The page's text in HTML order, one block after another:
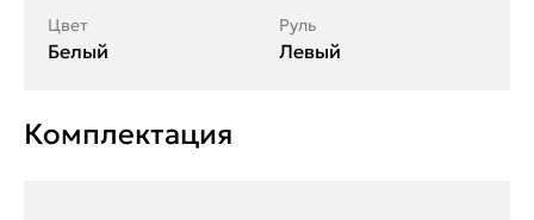
Цвет
Белый
Руль
Левый
Комплектация